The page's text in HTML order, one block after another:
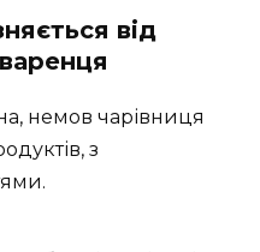
від
немов чарівниця
з